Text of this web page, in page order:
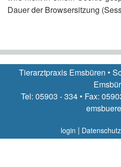
Dauer der Browsersitzung
Tierarztpraxis Emsbüren •
Tel: 05903 - 334 • Fax:
login | Datenschutz